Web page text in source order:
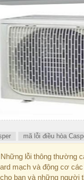
mã lỗi điều hòa
lỗi thông thường
mạch và động cơ
bạn và những người